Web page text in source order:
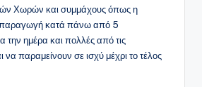
Χωρών και συμμάχους όπως η
παραγωγή κατά πάνω από 5
την ημέρα και πολλές από τις
να παραμείνουν σε ισχύ μέχρι το τέλος